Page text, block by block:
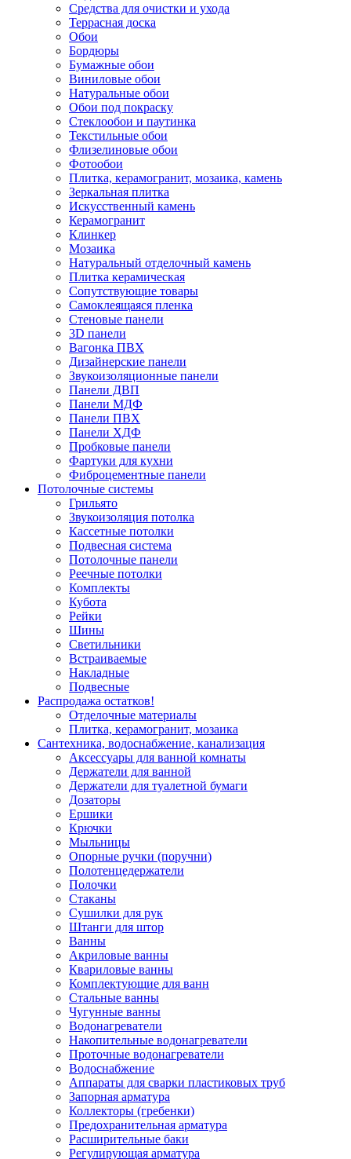
Средства для очистки и ухода
Террасная доска
Обои
Бордюры
Бумажные обои
Виниловые обои
Натуральные обои
Обои под покраску
Стеклообои и паутинка
Текстильные обои
Флизелиновые обои
Фотообои
Плитка, керамогранит, мозаика, камень
Зеркальная плитка
Искусственный камень
Керамогранит
Клинкер
Мозаика
Натуральный отделочный камень
Плитка керамическая
Сопутствующие товары
Самоклеящаяся пленка
Стеновые панели
3D панели
Вагонка ПВХ
Дизайнерские панели
Звукоизоляционные панели
Панели ДВП
Панели МДФ
Панели ПВХ
Панели ХДФ
Пробковые панели
Фартуки для кухни
Фиброцементные панели
Потолочные системы
Грильято
Звукоизоляция потолка
Кассетные потолки
Подвесная система
Потолочные панели
Реечные потолки
Комплекты
Кубота
Рейки
Шины
Светильники
Встраиваемые
Накладные
Подвесные
Распродажа остатков!
Отделочные материалы
Плитка, керамогранит, мозаика
Сантехника, водоснабжение, канализация
Аксессуары для ванной комнаты
Держатели для ванной
Держатели для туалетной бумаги
Дозаторы
Ершики
Крючки
Мыльницы
Опорные ручки (поручни)
Полотенцедержатели
Полочки
Стаканы
Сушилки для рук
Штанги для штор
Ванны
Акриловые ванны
Квариловые ванны
Комплектующие для ванн
Стальные ванны
Чугунные ванны
Водонагреватели
Накопительные водонагреватели
Проточные водонагреватели
Водоснабжение
Аппараты для сварки пластиковых труб
Запорная арматура
Коллекторы (гребенки)
Предохранительная арматура
Расширительные баки
Регулирующая арматура